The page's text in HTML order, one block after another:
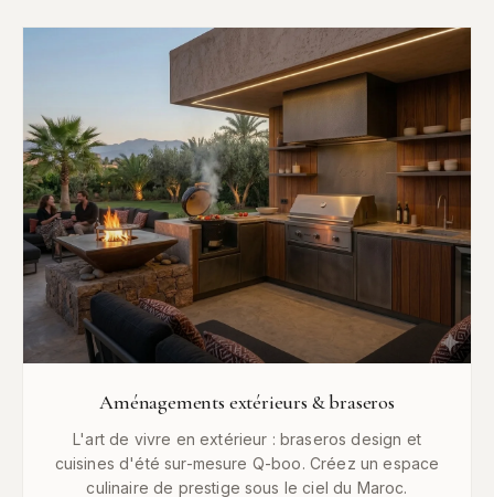
Aménagements extérieurs & braseros
L'art de vivre en extérieur : braseros design et
cuisines d'été sur-mesure Q-boo. Créez un espace
culinaire de prestige sous le ciel du Maroc.